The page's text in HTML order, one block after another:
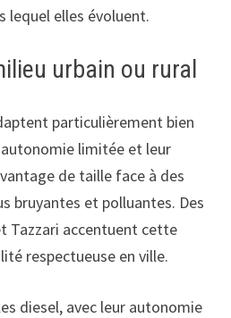
lequel elles évoluent.
urbain ou rural
particulièrement bien
limitée et leur
de taille face à des
bruyantes et polluantes. Des
Tazzari accentuent cette
respectueuse en ville.
diesel, avec leur autonomie